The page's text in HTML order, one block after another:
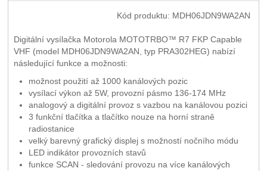
Kód produktu: MDH06JDN9WA2AN
Digitální vysílačka Motorola MOTOTRBO™ R7 FKP Capable
VHF (model MDH06JDN9WA2AN, typ PRA302HEG) nabízí
následující funkce a možnosti:
možnost použití až 1000 kanálových pozic
vysílací výkon až 5W, provozní pásmo 136-174 MHz
analogový a digitální provoz s vazbou na kanálovou pozici
3 funkční tlačítka a tlačítko nouze na horní straně
radiostanice
velký barevný grafický displej s možností nočního módu
LED indikátor provozních stavů
funkce SCAN - sledování provozu na více kanálových